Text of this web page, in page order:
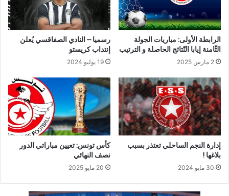
الرابطة الأولى: مباريات الجولة
الثّامنة إيابا النّتائج الحاصلة و الترتيب
2 مارس 2025
رسميا – النادي الصفاقسي يُعلن
إنتداب كريستو
19 يوليو 2024
إدارة النجم الساحلي تعتذر بسبب
بلاغها !
30 مايو 2024
كأس تونس: تعيين مباراتي الدور
نصف النهائي
20 مايو 2025